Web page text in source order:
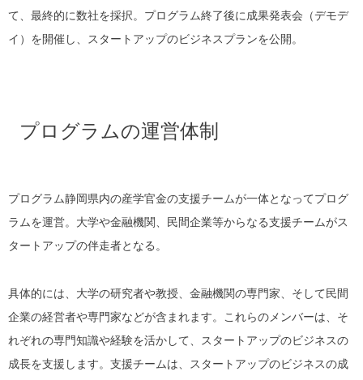
て、最終的に数社を採択。プログラム終了後に成果発表会（デモデ
イ）を開催し、スタートアップのビジネスプランを公開。
プログラムの運営体制
プログラム静岡県内の産学官金の支援チームが一体となってプログ
ラムを運営。大学や金融機関、民間企業等からなる支援チームがス
タートアップの伴走者となる。
具体的には、大学の研究者や教授、金融機関の専門家、そして民間
企業の経営者や専門家などが含まれます。これらのメンバーは、そ
れぞれの専門知識や経験を活かして、スタートアップのビジネスの
成長を支援します。 支援チームは、スタートアップのビジネスの成